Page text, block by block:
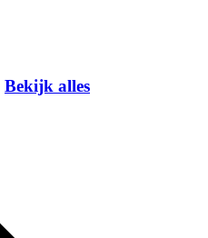
Bekijk alles